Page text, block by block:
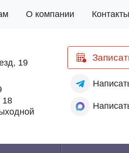
О компании Контакты
19
18